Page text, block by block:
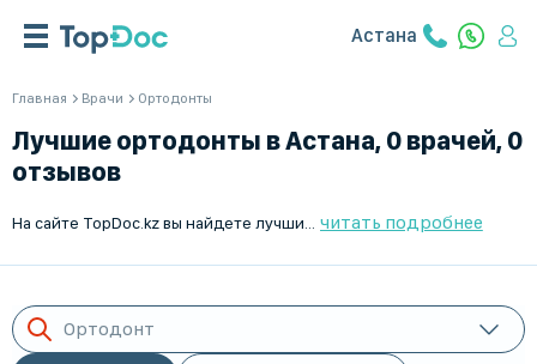
Астана
Главная Врачи Ортодонты
Лучшие ортодонты в Астана, 0 врачей, 0
отзывов
читать подробнее
Ортодонт